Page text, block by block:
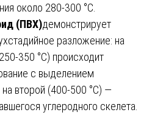
около 280-300 °С.
(ПВХ)демонстрирует
разложение: на
350 °С) происходит
с выделением
второй (400-500 °С) —
углеродного скелета.